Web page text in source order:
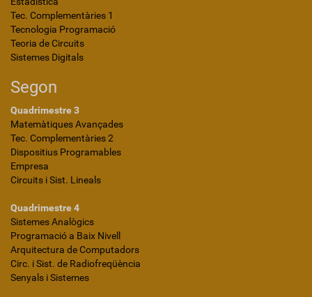
Tec. Complementàries 1
Tecnologia Programació
Teoria de Circuits
Sistemes Digitals
Segon
Quadrimestre 3
Matemàtiques Avançades
Tec. Complementàries 2
Dispositius Programables
Empresa
Circuits i Sist. Lineals
Quadrimestre 4
Sistemes Analògics
Programació a Baix Nivell
Arquitectura de Computadors
Circ. i Sist. de Radiofreqüència
Senyals i Sistemes